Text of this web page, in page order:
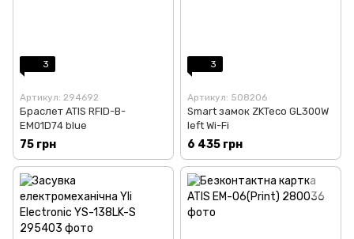
3
Артикул: 294692
Браслет ATIS RFID-B-
EM01D74 blue
75 грн
3
Артикул: 508206
Smart замок ZKTeco GL300W
left Wi-Fi
6 435 грн